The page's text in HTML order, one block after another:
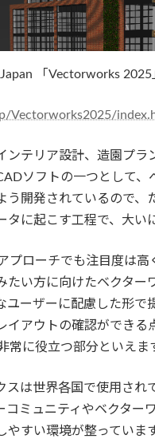
「Vectorworks 2025
Vectorworks2025/
ンテリア設計、造園プ
ソフトの一つとして
う開発されているので
タに起こす工程で、大い
プローチでも注目度は
たい方に向けたベクタ
ユーザーに配慮した形
イアウトの確認ができる
常に役立つ部分といえま
スは世界各国で使用さ
コミュニティやベクタ
やすい環境が整っていま